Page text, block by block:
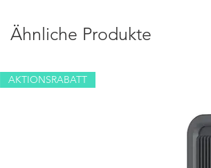
Ähnliche Produkte
AKTIONSRABATT